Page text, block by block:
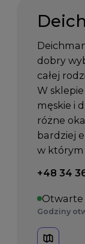
dobry
całej
W
męskie i
różne
bardziej
w którym
Telefon
+48 34
Otwarte
Godziny